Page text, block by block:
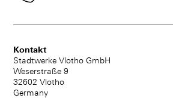
Kontakt
Stadtwerke Vlotho GmbH
Weserstraße 9
32602 Vlotho
Germany